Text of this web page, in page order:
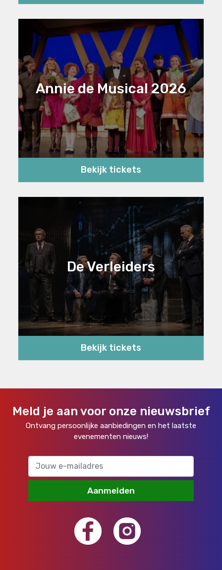
Annie de Musical 2026
Bekijk tickets
De Verleiders
Bekijk tickets
Meld je aan voor onze nieuwsbrief
Ontvang persoonlijke aanbiedingen en het laatste
evenementen nieuws!
Aanmelden